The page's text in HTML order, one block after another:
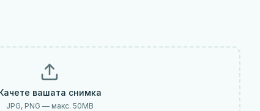
вашата снимка
JPG, PNG — макс. 50MB